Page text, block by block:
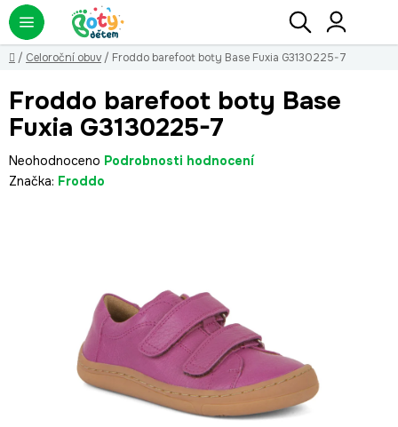
Přejít
na
obsah
Hledat
Domů
/ Celoroční obuv / Froddo barefoot boty Base Fuxia G3130225-7
Froddo barefoot boty Base
Fuxia G3130225-7
Průměrné
hodnocení
Neohodnoceno Podrobnosti hodnocení
Značka: Froddo